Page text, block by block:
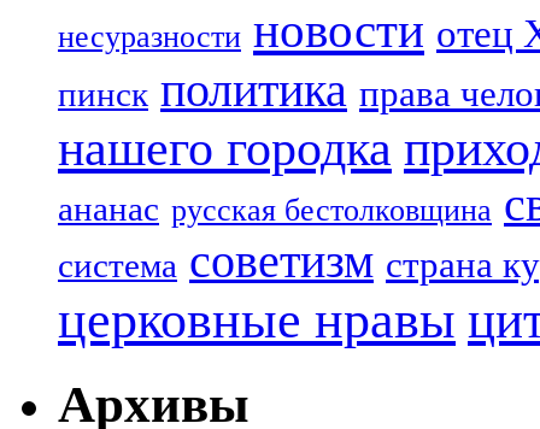
несуразности новости отец
пинск политика права
нашего городка
ананас русская бестолковщина
система советизм страна
церковные нравы
Архивы